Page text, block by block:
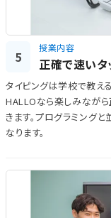
5
授業内容
正確で速いタ
タイピングは学校で教え
HALLOなら楽しみなが
きます。プログラミング
なります。